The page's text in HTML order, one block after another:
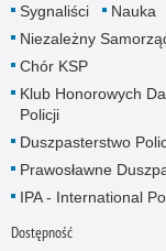
Sygnaliści
Nauka
Niezależny
Chór KSP
Klub Honorowych
Policji
Duszpasterstwo
Prawosławne
IPA - International
Dostępność